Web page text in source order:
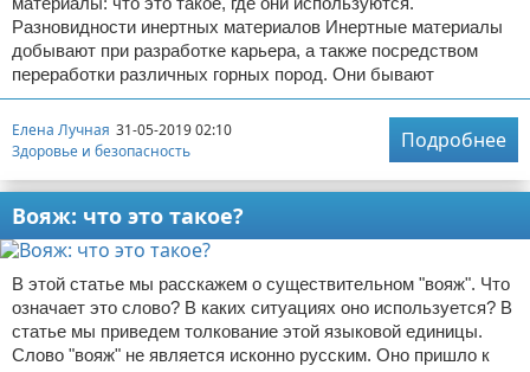
Разновидности инертных материалов Инертные материалы
добывают при разработке карьера, а также посредством
переработки различных горных пород. Они бывают
Елена Лучная 31-05-2019 02:10
Здоровье и безопасность
Подробнее
Вояж: что это такое?
В этой статье мы расскажем о существительном "вояж". Что
означает это слово? В каких ситуациях оно используется? В
статье мы приведем толкование этой языковой единицы.
Слово "вояж" не является исконно русским. Оно пришло к